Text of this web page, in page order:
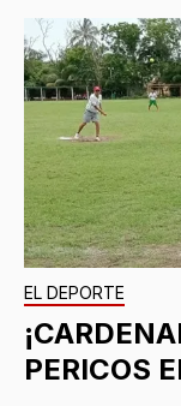
EL DEPORTE
PERICOS